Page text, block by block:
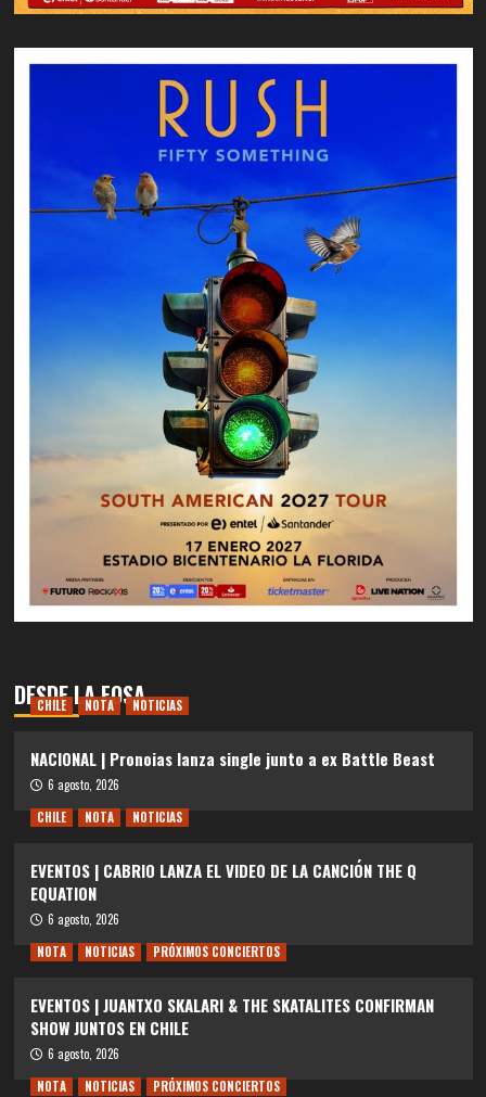
DESDE LA FOSA
CHILE NOTA NOTICIAS
NACIONAL | Pronoias lanza single junto a ex Battle Beast
6 agosto, 2026
CHILE
NOTA NOTICIAS
EVENTOS | CABRIO LANZA EL VIDEO DE LA CANCIÓN THE Q
EQUATION
6 agosto, 2026
NOTA
NOTICIAS PRÓXIMOS CONCIERTOS
EVENTOS | JUANTXO SKALARI & THE SKATALITES CONFIRMAN
SHOW JUNTOS EN CHILE
6 agosto, 2026
NOTA
NOTICIAS PRÓXIMOS CONCIERTOS